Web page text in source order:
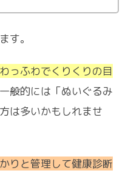
す。
っふわでくりくりの目
般的には「ぬいぐるみ
は多いかもしれませ
りと管理して健康診断